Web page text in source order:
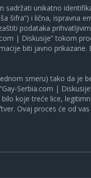
sadržati unikatno
šifra”) i lična, ispravna
podataka
| Diskusije” tokom
biti javno
smeru) tako da je
Serbia.com |
koje treće lice,
Ovaj proces će od